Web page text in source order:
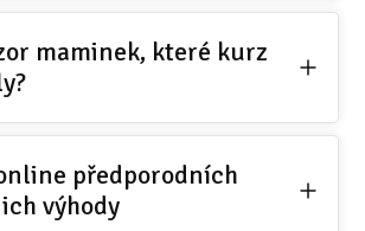
maminek, které kurz
předporodních
výhody